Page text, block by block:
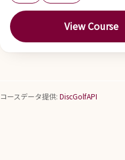
View Course
コースデータ提供: DiscGolfAPI